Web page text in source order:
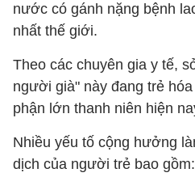
nước có gánh nặng bệnh
nhất thế giới.
Theo các chuyên gia y tế,
người già" này đang trẻ
phận lớn thanh niên hiện
Nhiều yếu tố cộng hưởng
dịch của người trẻ bao